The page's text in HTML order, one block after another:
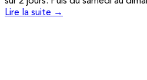
Lire la suite →